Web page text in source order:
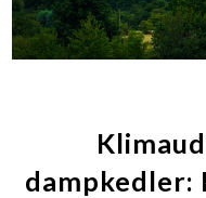
dampkedler: